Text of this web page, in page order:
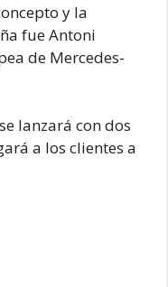
y la
fue Antoni
de Mercedes-
lanzará con dos
a los clientes a